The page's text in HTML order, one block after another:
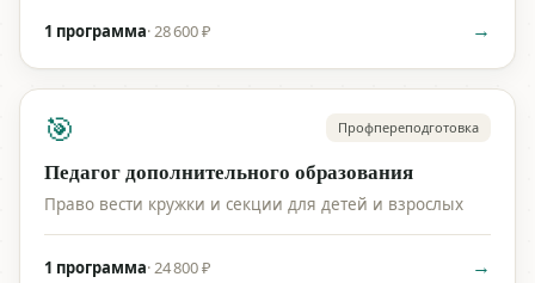
1 программа· 28 600 ₽ →
🎯 Профпереподготовка
Педагог дополнительного образования
Право вести кружки и секции для детей и взрослых
1 программа· 24 800 ₽ →